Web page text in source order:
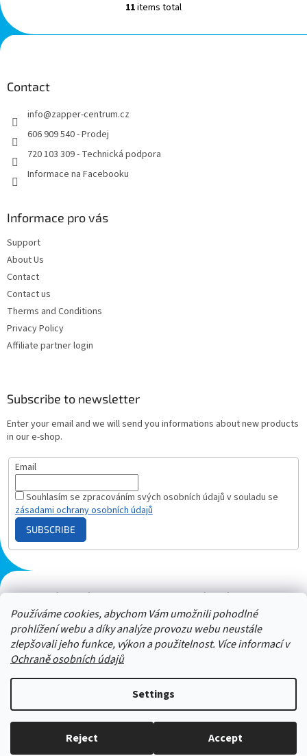
Používáme cookies, abychom Vám umožnili pohodlné
prohlížení webu a díky analýze provozu webu neustále
zlepšovali jeho funkce, výkon a použitelnost. Více informací v
Ochraně osobních údajů
Settings
Reject Accept
Neváhejte nám zavolat a zeptat
se. 606 909 540 - Jsme tu pro vás :-)
L
s
r
11items total
F
o
Contact
info@zapper-centrum.cz
606 909 540 - Prodej
720 103 309 - Technická podpora
Informace na Facebooku
Informace pro vás
Support
About Us
Contact
Contact us
Therms and Conditions
Privacy Policy
Affiliate partner login
Subscribe to newsletter
Enter your email and we will send you informations about new products
in our e-shop.
Email
Souhlasím se zpracováním svých osobních údajů v souladu se
zásadami ochrany osobních údajů
SUBSCRIBE
Plazmový generátor.cz Heureka - hodnocení Solárne panely.sk
Parasite zapper
Copyright 2026 . All rights reserved.